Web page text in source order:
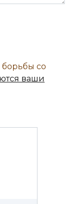
борьбы со
ваши